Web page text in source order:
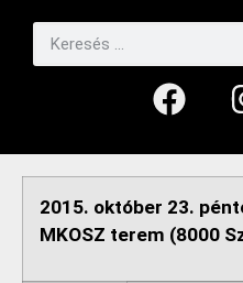
2015. október 23.
MKOSZ terem (8000